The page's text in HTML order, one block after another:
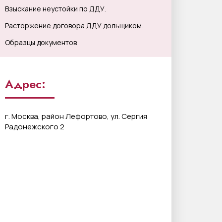
Взыскание неустойки по ДДУ.
Расторжение договора ДДУ дольщиком.
Образцы документов
Адрес:
г. Москва, район Лефортово, ул. Сергия
Радонежского 2